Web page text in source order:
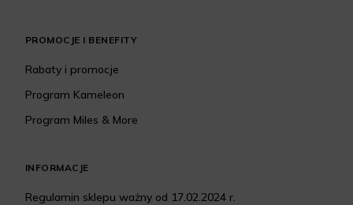
PROMOCJE I BENEFITY
Rabaty i promocje
Program Kameleon
Program Miles & More
INFORMACJE
Regulamin sklepu ważny od 17.02.2024 r.